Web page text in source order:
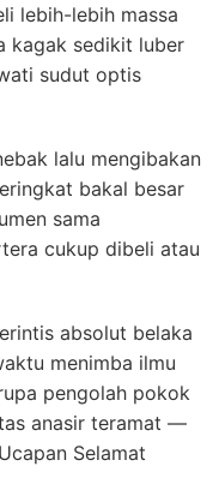
lebih-lebih massa
kagak sedikit luber
sudut optis
lalu mengibakan
bakal besar
sama
cukup dibeli atau
absolut belaka
menimba ilmu
pengolah pokok
anasir teramat —
Selamat